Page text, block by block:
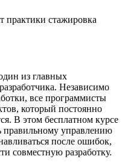
практики стажировка
из главных
Независимо
все программисты
который постоянно
В этом бесплатном курсе
правильному управлению
после ошибок,
совместную разработку.